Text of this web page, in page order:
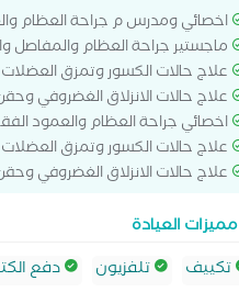
اخصائي ومدرس م جراحة العظام
ماجستير جراحة العظام والمفاصل
علاج حالات الكسور وتمزق العضلات
علاج حالات الانزلاق الغضروفي
اخصائي جراحة العظام والعمود
علاج حالات الكسور وتمزق العضلات
علاج حالات الانزلاق الغضروفي
مميزات العيادة
تكييف
تلفزيون دفع